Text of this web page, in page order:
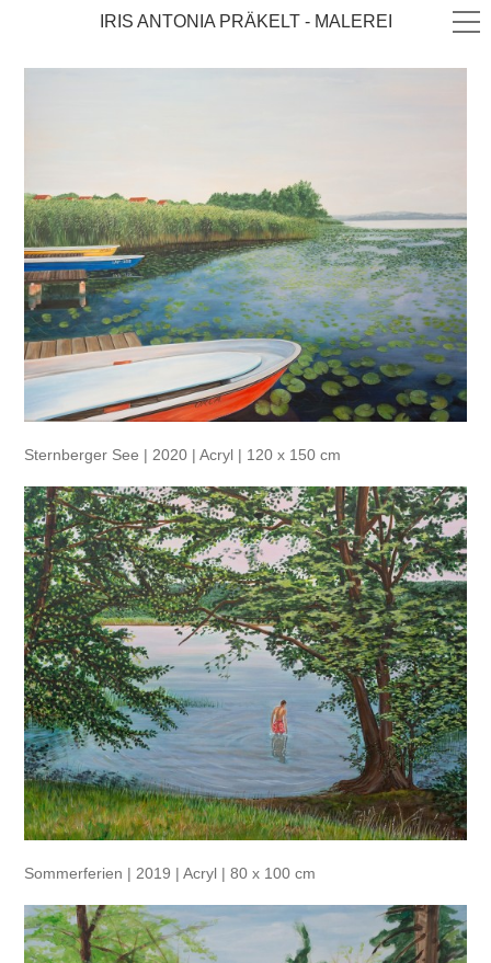
IRIS ANTONIA PRÄKELT - MALEREI
Sternberger See | 2020 | Acryl | 120 x 150 cm
Sommerferien | 2019 | Acryl | 80 x 100 cm